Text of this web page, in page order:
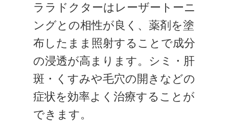
ララドクターはレーザートーニ
ングとの相性が良く、薬剤を塗
布したまま照射することで成分
の浸透が高まります。シミ・肝
斑・くすみや毛穴の開きなどの
症状を効率よく治療することが
できます。